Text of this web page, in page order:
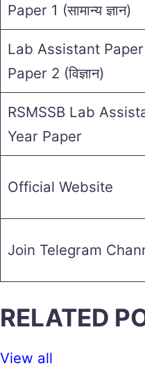
Paper 1 (सामान्य ज्ञान)
Lab Assistant
Paper 2 (विज्ञान)
RSMSSB Lab
Year Paper
Official Website
Join Telegram
RELATED
View all